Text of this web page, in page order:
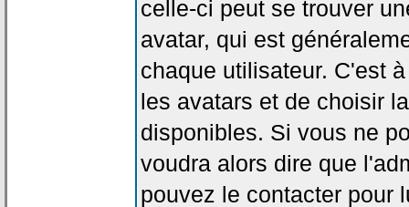
celle-ci peut se trouver
avatar, qui est
chaque utilisateur. C'est
les avatars et de choisir
disponibles. Si vous ne
voudra alors dire que
pouvez le contacter pour